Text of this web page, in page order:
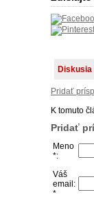
Pridať
K tomuto
Pridať
Meno
*:
Váš
email:
*